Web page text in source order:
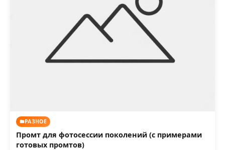
РАЗНОЕ
Промт для фотосессии поколений (с примерами
готовых промтов)